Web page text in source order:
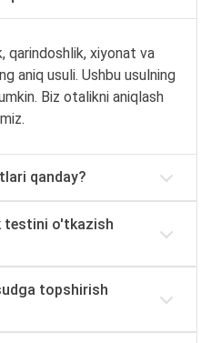
qarindoshlik, xiyonat va
aniq usuli. Ushbu usulning
Biz otalikni aniqlash
qanday?
testini o'tkazish
topshirish